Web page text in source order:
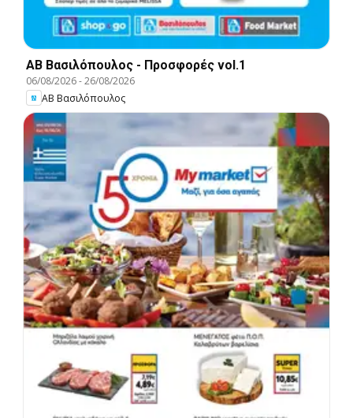
ΑΒ Βασιλόπουλος - Προσφορές vol.1
06/08/2026-26/08/2026
ΑΒ Βασιλόπουλος